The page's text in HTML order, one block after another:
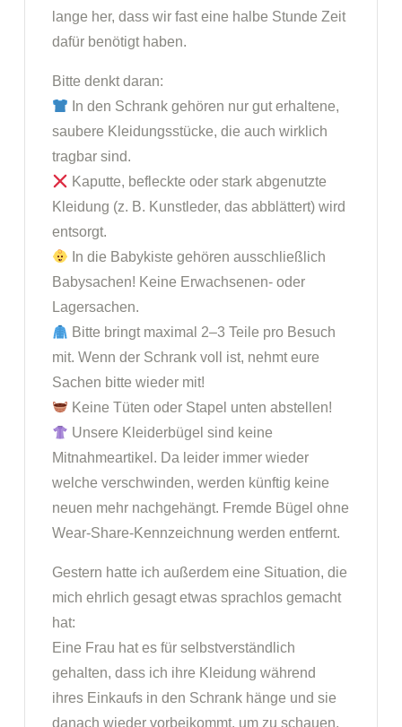
lange her, dass wir fast eine halbe Stunde Zeit
dafür benötigt haben.
Bitte denkt daran:
In den Schrank gehören nur gut erhaltene,
saubere Kleidungsstücke, die auch wirklich
tragbar sind.
Kaputte, befleckte oder stark abgenutzte
Kleidung (z. B. Kunstleder, das abblättert) wird
entsorgt.
In die Babykiste gehören ausschließlich
Babysachen! Keine Erwachsenen- oder
Lagersachen.
Bitte bringt maximal 2–3 Teile pro Besuch
mit. Wenn der Schrank voll ist, nehmt eure
Sachen bitte wieder mit!
Keine Tüten oder Stapel unten abstellen!
Unsere Kleiderbügel sind keine
Mitnahmeartikel. Da leider immer wieder
welche verschwinden, werden künftig keine
neuen mehr nachgehängt. Fremde Bügel ohne
Wear-Share-Kennzeichnung werden entfernt.
Gestern hatte ich außerdem eine Situation, die
mich ehrlich gesagt etwas sprachlos gemacht
hat:
Eine Frau hat es für selbstverständlich
gehalten, dass ich ihre Kleidung während
ihres Einkaufs in den Schrank hänge und sie
danach wieder vorbeikommt, um zu schauen,